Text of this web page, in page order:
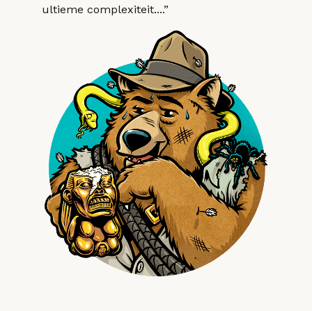
ultieme complexiteit....”